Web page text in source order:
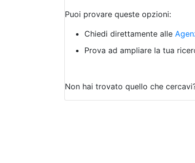
Puoi provare queste opzioni:
Chiedi direttamente alle
Prova ad ampliare la tua
Non hai trovato quello che